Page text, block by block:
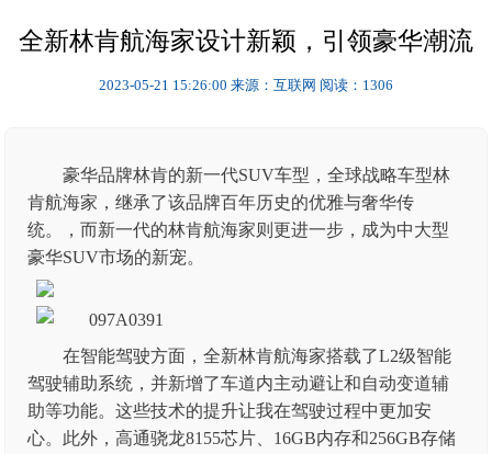
全新林肯航海家设计新颖，引领豪华潮流
2023-05-21 15:26:00 来源：互联网 阅读：1306
豪华品牌林肯的新一代SUV车型，全球战略车型林
肯航海家，继承了该品牌百年历史的优雅与奢华传
统。，而新一代的林肯航海家则更进一步，成为中大型
豪华SUV市场的新宠。
在智能驾驶方面，全新林肯航海家搭载了L2级智能
驾驶辅助系统，并新增了车道内主动避让和自动变道辅
助等功能。这些技术的提升让我在驾驶过程中更加安
心。此外，高通骁龙8155芯片、16GB内存和256GB存储